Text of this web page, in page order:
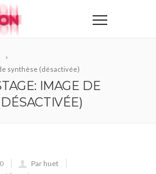
synthèse (désactivée)
IMAGE DE
Par huet